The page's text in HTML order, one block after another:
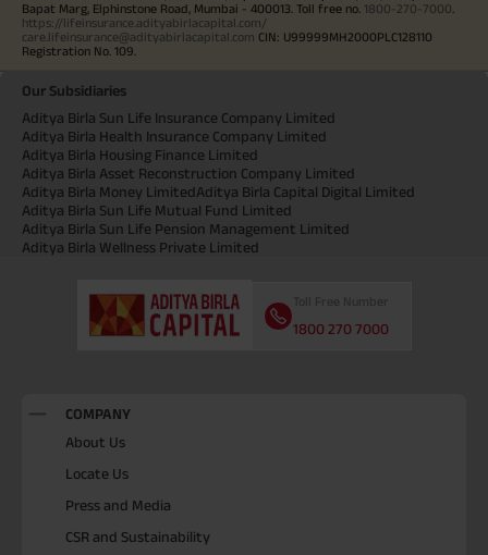
Bapat Marg, Elphinstone Road, Mumbai - 400013. Toll free no. 1800-270-7000
https://lifeinsurance.adityabirlacapital.com/
care.lifeinsurance@adityabirlacapital.com CIN: U99999MH2000PLC128110
Registration No. 109.
Our Subsidiaries
Aditya Birla Sun Life Insurance Company Limited
Aditya Birla Health Insurance Company Limited
Aditya Birla Housing Finance Limited
Aditya Birla Asset Reconstruction Company Limited
Aditya Birla Money LimitedAditya Birla Capital Digital Limited
Aditya Birla Sun Life Mutual Fund Limited
Aditya Birla Sun Life Pension Management Limited
Aditya Birla Wellness Private Limited
Toll Free Number
1800 270 7000
COMPANY
About Us
Locate Us
Press and Media
CSR and Sustainability